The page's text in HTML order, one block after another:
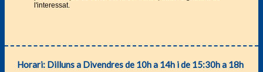
l'interessat.
Horari: Dilluns a Divendres de 10h a 14h i de 15:30h a 18h